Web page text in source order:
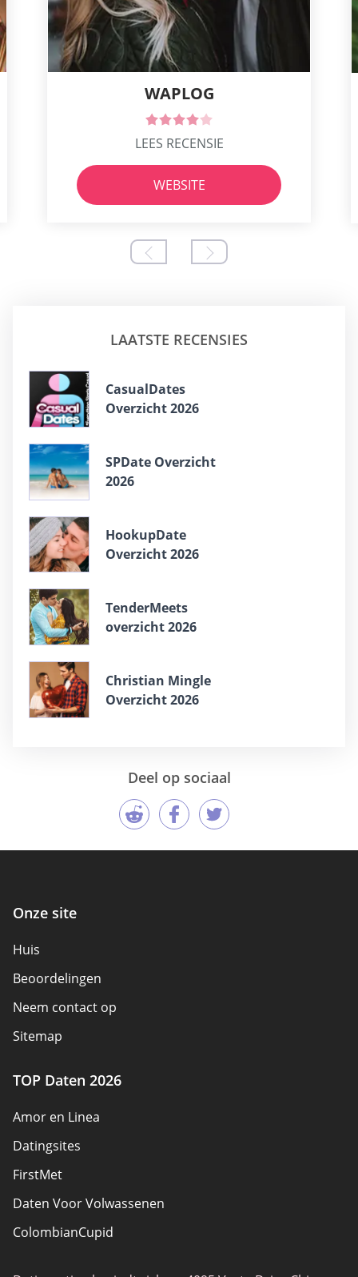
WAPLOG
LEES RECENSIE
WEBSITE
LAATSTE RECENSIES
СasualDates
Overzicht 2026
SPDate Overzicht
2026
HookupDate
Overzicht 2026
TenderMeets
overzicht 2026
Christian Mingle
Overzicht 2026
Deel op sociaal
Onze site
Huis
Beoordelingen
Neem contact op
Sitemap
TOP Daten 2026
Amor en Linea
Datingsites
FirstMet
Daten Voor Volwassenen
ColombianCupid